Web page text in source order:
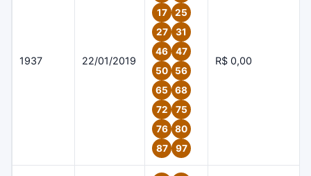
1937 22/01/2019
17
25
27
31
46
47
50
56
65
68
72
75
76
80
87
97
R$ 0,00